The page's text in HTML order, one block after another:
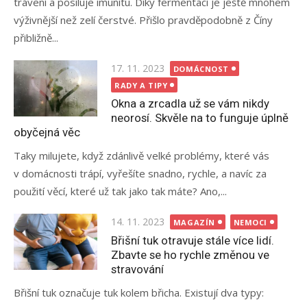
výživnější než zelí čerstvé. Přišlo pravděpodobně z Číny
přibližně...
Posted
on
17. 11. 2023
DOMÁCNOST
RADY A TIPY
Okna a zrcadla už se vám nikdy
neorosí. Skvěle na to funguje úplně
obyčejná věc
Taky milujete, když zdánlivě velké problémy, které vás
v domácnosti trápí, vyřešíte snadno, rychle, a navíc za
použití věcí, které už tak jako tak máte? Ano,...
Posted
on
14. 11. 2023 MAGAZÍN NEMOCI
Břišní tuk otravuje stále více lidí.
Zbavte se ho rychle změnou ve
stravování
Břišní tuk označuje tuk kolem břicha. Existují dva typy: